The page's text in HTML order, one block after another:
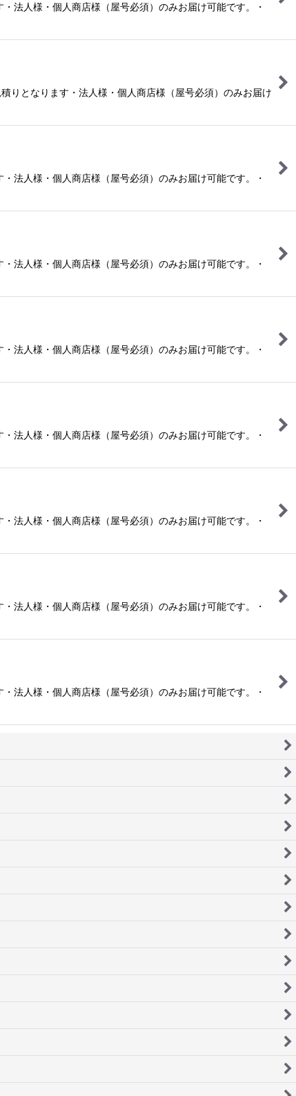
法人様・個人商店様（屋号必須）のみお届け可能です。・
りとなります・法人様・個人商店様（屋号必須）のみお届け
法人様・個人商店様（屋号必須）のみお届け可能です。・
法人様・個人商店様（屋号必須）のみお届け可能です。・
法人様・個人商店様（屋号必須）のみお届け可能です。・
法人様・個人商店様（屋号必須）のみお届け可能です。・
法人様・個人商店様（屋号必須）のみお届け可能です。・
法人様・個人商店様（屋号必須）のみお届け可能です。・
法人様・個人商店様（屋号必須）のみお届け可能です。・